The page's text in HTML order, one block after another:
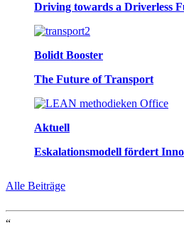
Driving towards a Driverless
Bolidt Booster
The Future of Transport
Aktuell
Eskalationsmodell fördert
Alle Beiträge
“